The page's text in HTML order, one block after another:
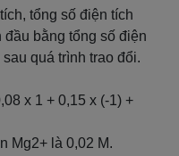
tổng số điện tích
bằng tổng số điện
quá trình trao đổi.
x 1 + 0,15 x (-1) +
Mg2+ là 0,02 M.